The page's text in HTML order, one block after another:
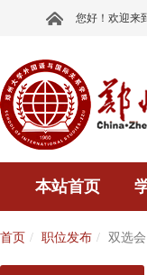
您好！欢迎来
本站首页
首页 职位发布 双选会